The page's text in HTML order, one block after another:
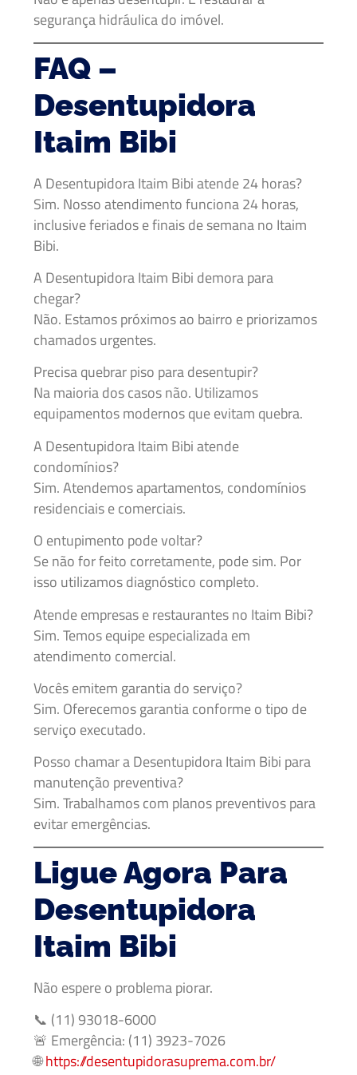
segurança hidráulica do imóvel.
FAQ –
Desentupidora
Itaim Bibi
A Desentupidora Itaim Bibi atende 24 horas?
Sim. Nosso atendimento funciona 24 horas,
inclusive feriados e finais de semana no Itaim
Bibi.
A Desentupidora Itaim Bibi demora para
chegar?
Não. Estamos próximos ao bairro e priorizamos
chamados urgentes.
Precisa quebrar piso para desentupir?
Na maioria dos casos não. Utilizamos
equipamentos modernos que evitam quebra.
A Desentupidora Itaim Bibi atende
condomínios?
Sim. Atendemos apartamentos, condomínios
residenciais e comerciais.
O entupimento pode voltar?
Se não for feito corretamente, pode sim. Por
isso utilizamos diagnóstico completo.
Atende empresas e restaurantes no Itaim Bibi?
Sim. Temos equipe especializada em
atendimento comercial.
Vocês emitem garantia do serviço?
Sim. Oferecemos garantia conforme o tipo de
serviço executado.
Posso chamar a Desentupidora Itaim Bibi para
manutenção preventiva?
Sim. Trabalhamos com planos preventivos para
evitar emergências.
Ligue Agora Para
Desentupidora
Itaim Bibi
Não espere o problema piorar.
📞 (11) 93018-6000
🚨 Emergência: (11) 3923-7026
🌐https://desentupidorasuprema.com.br/